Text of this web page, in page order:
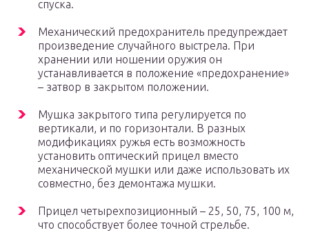
спуска.
Механический предохранитель предупреждает
произведение случайного выстрела. При
хранении или ношении оружия он
устанавливается в положение «предохранение»
– затвор в закрытом положении.
Мушка закрытого типа регулируется по
вертикали, и по горизонтали. В разных
модификациях ружья есть возможность
установить оптический прицел вместо
механической мушки или даже использовать их
совместно, без демонтажа мушки.
Прицел четырехпозиционный – 25, 50, 75, 100 м,
что способствует более точной стрельбе.